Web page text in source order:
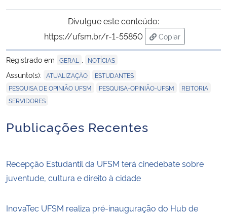
Divulgue este conteúdo:
https://ufsm.br/r-1-55850
Copiar
para área de
Registrado em GERAL NOTÍCIAS
Assunto(s): ATUALIZAÇÃO ESTUDANTES
PESQUISA DE OPINIÃO UFSM PESQUISA-OPINIÃO-UFSM REITORIA
SERVIDORES
Publicações Recentes
Recepção Estudantil da UFSM terá cinedebate sobre
juventude, cultura e direito à cidade
InovaTec UFSM realiza pré-inauguração do Hub de